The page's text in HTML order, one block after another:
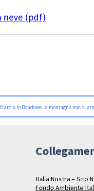
neve (pdf)
Marcia in Bondone: la montagna non si
Italia Nostra – Sito
Fondo Ambiente